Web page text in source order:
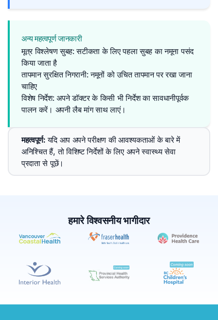
अन्य महत्वपूर्ण जानकारी
मूत्र विश्लेषण सुबह: सटीकता के लिए पहला सुबह का नमूना पसंद
किया जाता है
तापमान सुरक्षित निगरानी: नमूनों को उचित तापमान पर रखा जाना
चाहिए
विशेष निर्देश: अपने डॉक्टर के किसी भी निर्देश का सावधानीपूर्वक
पालन करें। अपनी लैब मांग साथ लाएं।
महत्वपूर्ण: यदि आप अपने परीक्षण की आवश्यकताओं के बारे में
अनिश्चित हैं, तो विशिष्ट निर्देशों के लिए अपने स्वास्थ्य सेवा
प्रदाता से पूछें।
हमारे विश्वसनीय भागीदार
✕